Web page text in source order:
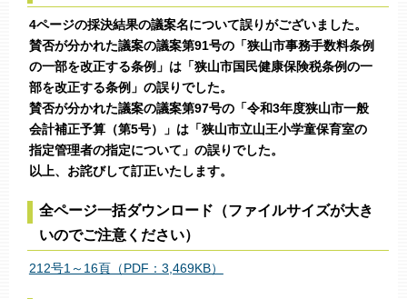
4ページの採決結果の議案名について誤りがございました。
賛否が分かれた議案の議案第91号の「狭山市事務手数料条例
の一部を改正する条例」は「狭山市国民健康保険税条例の一
部を改正する条例」の誤りでした。
賛否が分かれた議案の議案第97号の「令和3年度狭山市一般
会計補正予算（第5号）」は「狭山市立山王小学童保育室の
指定管理者の指定について」の誤りでした。
以上、お詫びして訂正いたします。
全ページ一括ダウンロード（ファイルサイズが大き
いのでご注意ください）
212号1～16頁（PDF：3,469KB）